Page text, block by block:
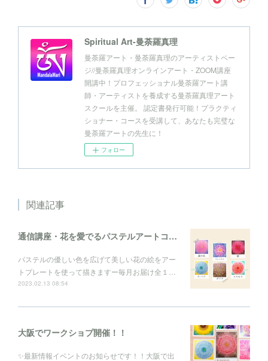
Spiritual Art-曼荼羅真理
曼荼羅アート・曼荼羅真理のアーティストペー
ジ//曼荼羅真理オンラインアート・ZOOM講座
開講中！プロフェッショナル曼荼羅アート講
師・アーティストを養成する曼荼羅真理アート
スクールを主催。 認定書発行可能！プラクティ
ショナー・コースを受講して、あなたも完璧な
曼荼羅アートの先生に！
フォロー
関連記事
通信講座・花を愛でるパステルアートコレクション
パステルの優しい色を広げて美しい花の絵をアー
トプレートを使って描きますー毎月お届け全１…
2023.02.13 08:54
大阪でワークショプ開催！！
✨最新情報イベントのお知らせです！！大阪で出